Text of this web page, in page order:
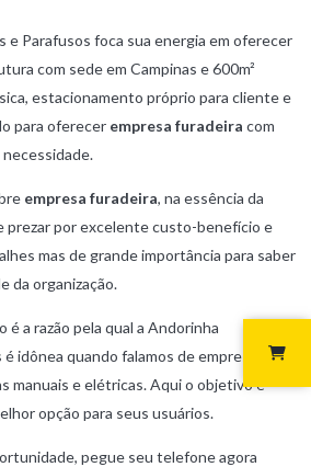
e Parafusos foca sua energia em oferecer
com sede em Campinas e 600m²
estacionamento próprio para cliente e
para oferecer empresa furadeira com
necessidade.
empresa furadeira, na essência da
prezar por excelente custo-benefício e
mas de grande importância para saber
da organização.
é a razão pela qual a Andorinha
idônea quando falamos de empresas do
manuais e elétricas. Aqui o objetivo é
opção para seus usuários.
pegue seu telefone agora